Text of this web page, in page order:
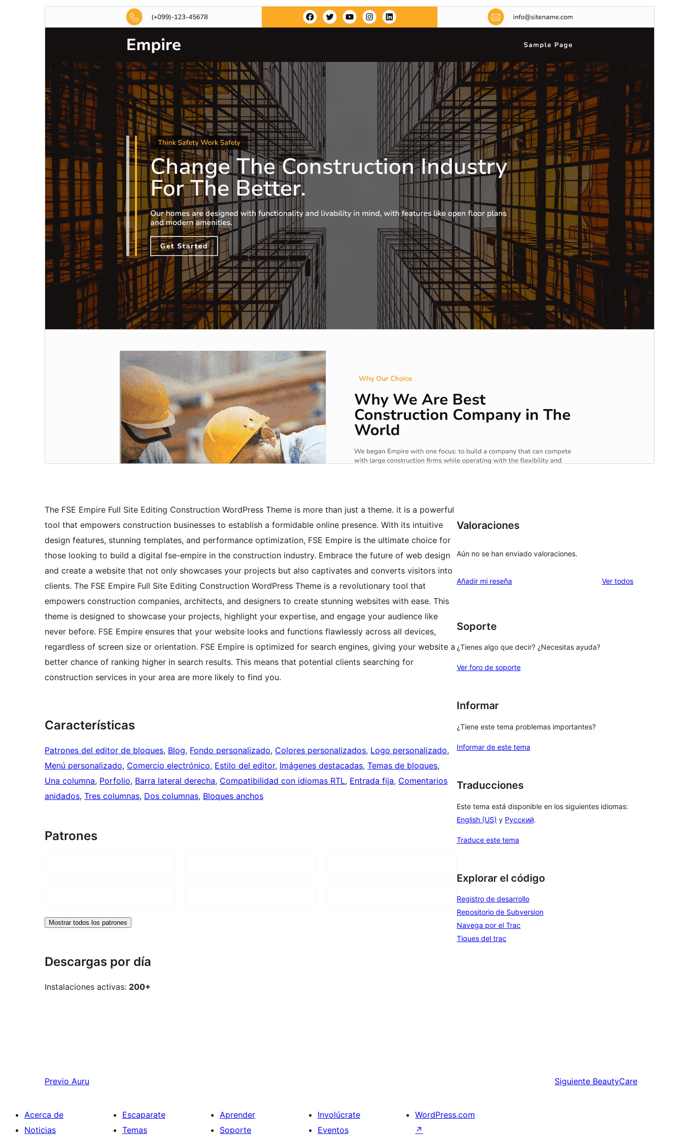
Vista previaDescargar
24 de marzo de 2026
Versión de WordPress
Versión de PHP
7.2
Página de inicio del tema
The FSE Empire Full Site Editing Construction WordPress Theme is more than just a theme. it is a powerful
tool that empowers construction businesses to establish a formidable online presence. With its intuitive
design features, stunning templates, and performance optimization, FSE Empire is the ultimate choice for
those looking to build a digital fse-empire in the construction industry. Embrace the future of web design
and create a website that not only showcases your projects but also captivates and converts visitors into
clients. The FSE Empire Full Site Editing Construction WordPress Theme is a revolutionary tool that
empowers construction companies, architects, and designers to create stunning websites with ease. This
theme is designed to showcase your projects, highlight your expertise, and engage your audience like
never before. FSE Empire ensures that your website looks and functions flawlessly across all devices,
regardless of screen size or orientation. FSE Empire is optimized for search engines, giving your website a
better chance of ranking higher in search results. This means that potential clients searching for
construction services in your area are more likely to find you.
Características
Patrones del editor de bloques, Blog, Fondo personalizado, Colores personalizados, Logo personalizado
Menú personalizado, Comercio electrónico, Estilo del editor, Imágenes destacadas, Temas de bloques
Una columna, Porfolio, Barra lateral derecha, Compatibilidad con idiomas RTL, Entrada fija, Comentarios
anidados, Tres columnas, Dos columnas, Bloques anchos
Patrones
Mostrar todos los patrones
Descargas por día
Instalaciones activas: 200+
Valoraciones
Aún no se han enviado valoraciones.
Añadir mi reseña Ver todoslos
Soporte
¿Tienes algo que decir? ¿Necesitas ayuda?
Ver foro de soporte
Informar
¿Tiene este tema problemas importantes?
Informar de este tema
Traducciones
Este tema está disponible en los siguientes idiomas:
English (US) y Русский.
Traduce este tema
Explorar el código
Registro de desarrollo
Repositorio de Subversion
Navega por el Trac
Tiques del trac
Previo Auru Siguiente BeautyCare
Acerca de
Noticias
Escaparate
Temas
Aprender
Soporte
Involúcrate
Eventos
WordPress.com
↗